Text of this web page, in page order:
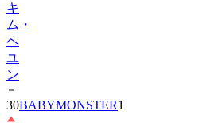
キ
ム・
ヘ
ユ
ン
30BABYMONSTER1